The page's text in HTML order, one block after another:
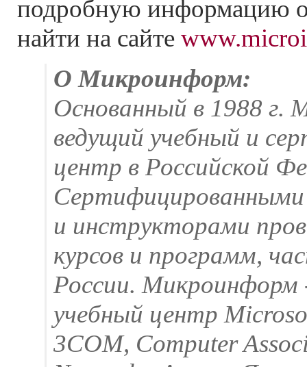
подробную информацию
найти на сайте
О Микроинформ:
Основанный в 1988 г.
ведущий учебный и
центр в Российской
Сертифицированными
и инструкторами
курсов и программ,
России. Микроинформ
учебный центр
3COM, Computer